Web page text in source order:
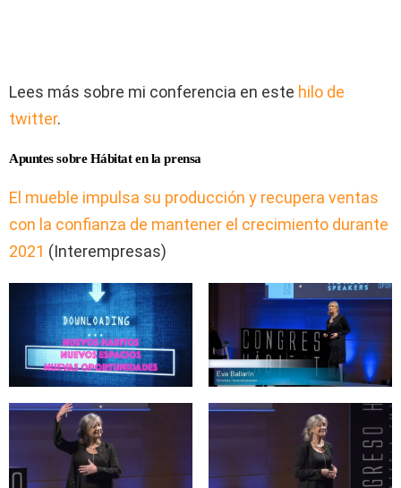
Lees más sobre mi conferencia en este hilo de
twitter.
Apuntes sobre Hábitat en la prensa
El mueble impulsa su producción y recupera ventas
con la confianza de mantener el crecimiento durante
2021 (Interempresas)